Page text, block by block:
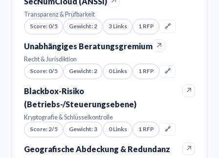
Transparenz & Prüfbarkeit
Score: 0/5
Gewicht: 2 3 Links 1 RFP 🔗
Unabhängiges Beratungsgremium ↗
Recht & Jurisdiktion
Score: 0/5
Gewicht: 2 0 Links 1 RFP 🔗
Blackbox-Risiko
(Betriebs-/Steuerungsebene)
↗
Kryptografie & Schlüsselkontrolle
Score: 2/5
Gewicht: 3 0 Links 1 RFP 🔗
Geografische Abdeckung & Redundanz
↗